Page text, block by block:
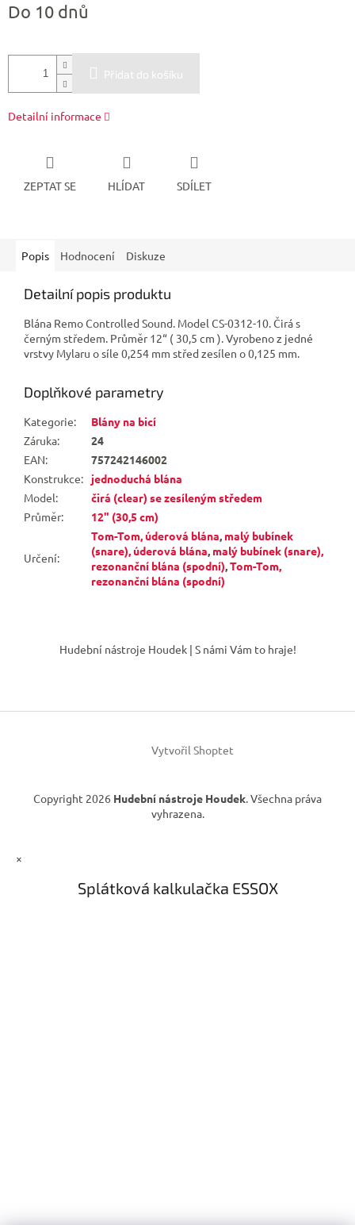
cena:
Do 10 dnů
Přidat do košíku
Detailní informace
ZEPTAT SE HLÍDAT SDÍLET
Popis Hodnocení Diskuze
Detailní popis produktu
Blána Remo Controlled Sound. Model CS-0312-10. Čirá s
černým středem. Průměr 12“ ( 30,5 cm ). Vyrobeno z jedné
vrstvy Mylaru o síle 0,254 mm střed zesílen o 0,125 mm.
Doplňkové parametry
Kategorie:
Blány na bicí
Záruka:
24
EAN:
757242146002
Konstrukce:
jednoduchá blána
Model:
čirá (clear) se zesíleným středem
Průměr: 12" (30,5 cm)
Určení:
Tom-Tom, úderová blána, malý bubínek
(snare), úderová blána, malý bubínek (snare),
rezonanční blána (spodní),Tom-Tom,
rezonanční blána (spodní)
í
Hudební nástroje Houdek | S námi Vám to hraje!
Vytvořil Shoptet
Copyright 2026 Hudební nástroje Houdek. Všechna práva
vyhrazena.
×
Splátková kalkulačka ESSOX